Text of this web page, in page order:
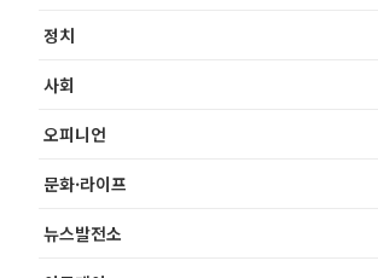
정치
사회
오피니언
문화·라이프
뉴스발전소